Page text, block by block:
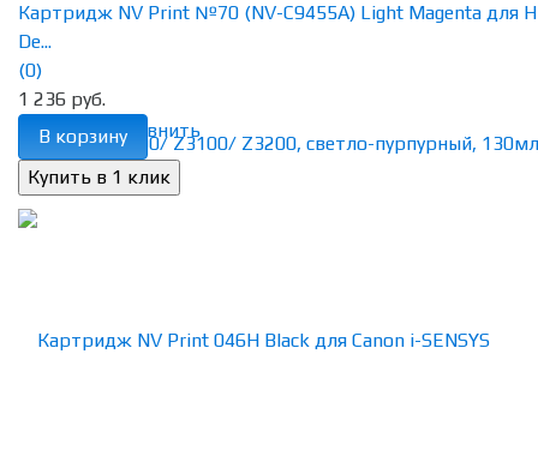
избранное сравнить
Картридж NV Print №70 (NV-C9455A) Light Magenta для
De...
(0)
1 236 руб.
В корзину